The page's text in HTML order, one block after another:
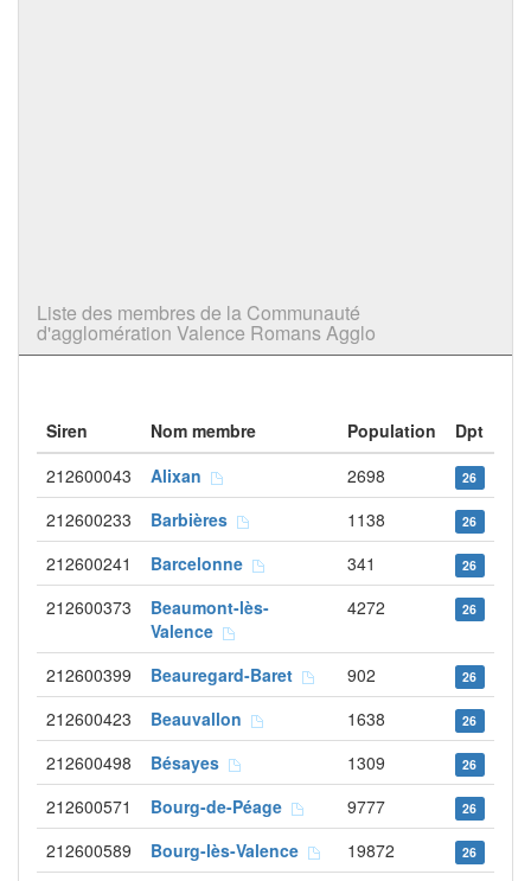
Liste des membres de la Communauté
d'agglomération Valence Romans Agglo
Siren Nom membre Population
Dpt
212600043
Alixan 2698 26
212600233 Barbières 1138 26
212600241 Barcelonne 341 26
212600373
Beaumont-lès-
Valence
4272 26
212600399 Beauregard-Baret 902 26
212600423 Beauvallon 1638 26
212600498 Bésayes 1309 26
212600571 Bourg-de-Péage 9777 26
212600589 Bourg-lès-Valence 19872 26